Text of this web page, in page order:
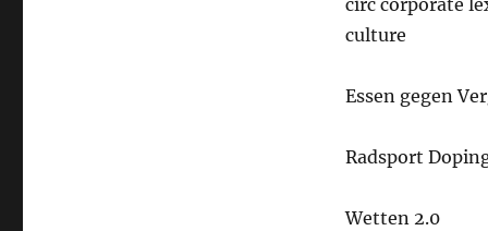
circ corporate
culture
Essen gegen
Radsport
Wetten 2.0